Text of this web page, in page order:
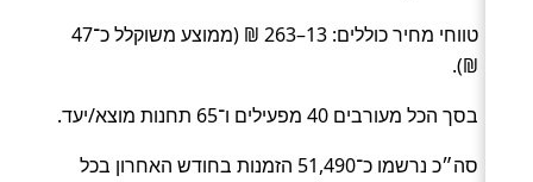
טווחי מחיר כוללים: 13–263 ₪ (ממוצע משוקלל כ־47
₪).
בסך הכל מעורבים 40 מפעילים ו־65 תחנות מוצא/יעד.
סה״כ נרשמו כ־51,490 הזמנות בחודש האחרון בכל